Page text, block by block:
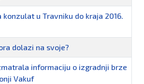
konzulat u Travniku do kraja 2016.
dolazi na svoje?
informaciju o izgradnji brze
Vakuf